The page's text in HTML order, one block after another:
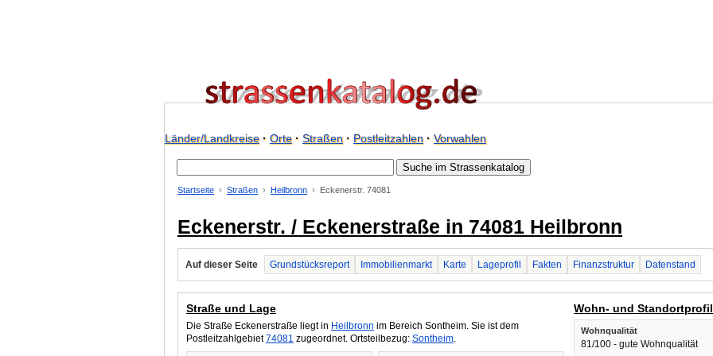
Länder/Landkreise· Orte· Straßen· Postleitzahlen· Vorwahlen
Startseite Straßen Heilbronn Eckenerstr. 74081
Eckenerstr. / Eckenerstraße in 74081 Heilbronn
Auf dieser Seite Grundstücksreport Immobilienmarkt Karte Lageprofil Fakten Finanzstruktur Datenstand
Straße und Lage
Die Straße Eckenerstraße liegt in Heilbronn im Bereich Sontheim. Sie ist dem
Postleitzahlgebiet74081 zugeordnet. Ortsteilbezug: Sontheim.
Wohn- und Standortprofil
Wohnqualität
81/100 - gute Wohnqualität